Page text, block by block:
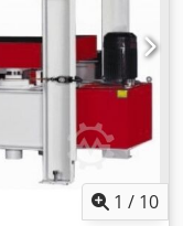
pentru
cu conveior de
l=1550 mm,
4800 kg
1 / 10